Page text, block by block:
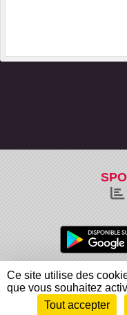
Charte
Informations légales
Envie de participer ?
Ce site utilise des
que vous souhaitez
Tout accepter